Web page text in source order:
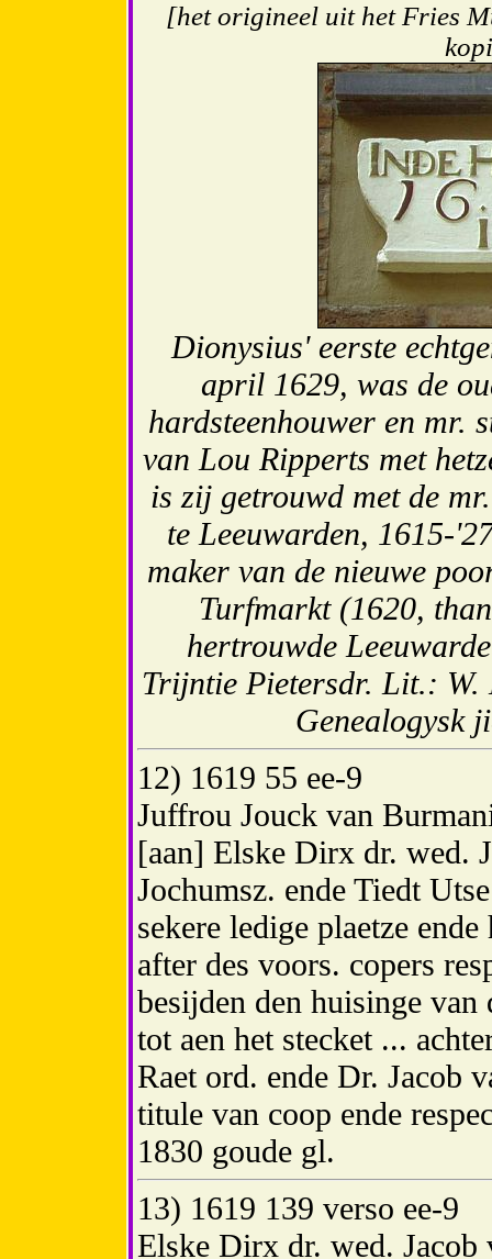
[het origineel uit het Fries
Dionysius' eerste
april 1629, was de
hardsteenhouwer en mr.
van Lou Ripperts met
is zij getrouwd met de
te Leeuwarden, 1615-
maker van de nieuwe
Turfmarkt (1620,
hertrouwde
Trijntie Pietersdr. Lit.:
Genealogysk
12) 1619 55 ee-9
Juffrou Jouck van
[aan] Elske Dirx dr. wed.
Jochumsz. ende Tiedt
sekere ledige plaetze
after des voors. copers
besijden den huisinge van
tot aen het stecket ...
Raet ord. ende Dr. Jacob
titule van coop ende
1830 goude gl.
13) 1619 139 verso ee-9
Elske Dirx dr. wed. Jacob